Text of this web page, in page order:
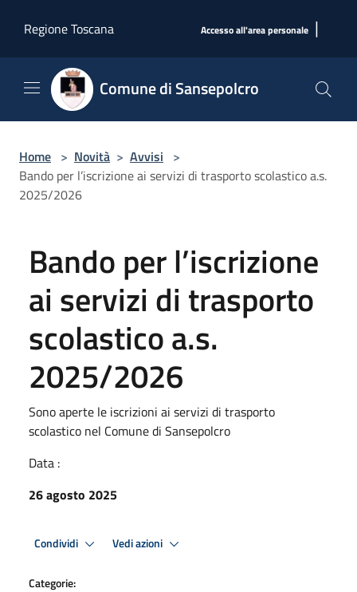
Regione Toscana
Accesso all'area personale |
Comune di Sansepolcro
Home > Novità > Avvisi >
Bando per l’iscrizione ai servizi di trasporto scolastico a.s.
2025/2026
Bando per l’iscrizione
ai servizi di trasporto
scolastico a.s.
2025/2026
Sono aperte le iscrizioni ai servizi di trasporto
scolastico nel Comune di Sansepolcro
Data :
26 agosto 2025
Condividi Vedi azioni
Categorie: